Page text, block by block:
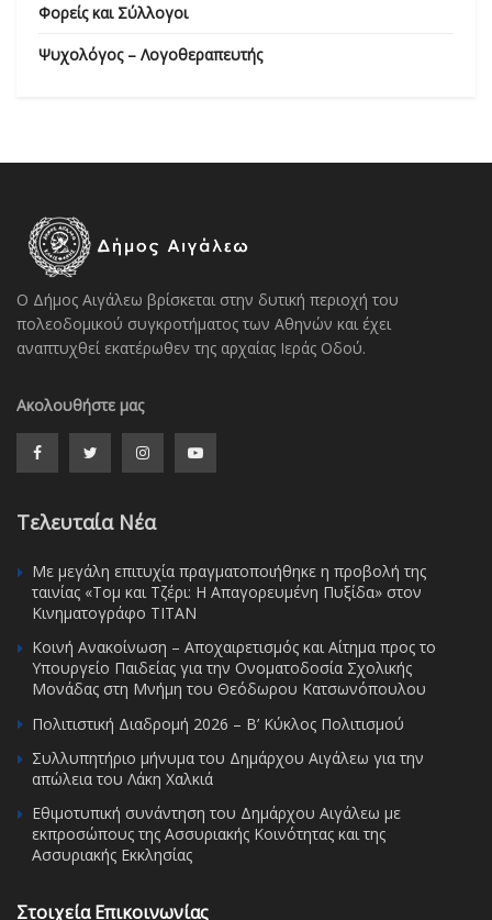
Φορείς και Σύλλογοι
Ψυχολόγος – Λογοθεραπευτής
Ο Δήμος Αιγάλεω βρίσκεται στην δυτική περιοχή του
πολεοδομικού συγκροτήματος των Αθηνών και έχει
αναπτυχθεί εκατέρωθεν της αρχαίας Ιεράς Οδού.
Ακολουθήστε μας
Τελευταία Νέα
Με μεγάλη επιτυχία πραγματοποιήθηκε η προβολή της
ταινίας «Τομ και Τζέρι: Η Απαγορευμένη Πυξίδα» στον
Κινηματογράφο ΤΙΤΑΝ
Κοινή Ανακοίνωση – Αποχαιρετισμός και Αίτημα προς το
Υπουργείο Παιδείας για την Ονοματοδοσία Σχολικής
Μονάδας στη Μνήμη του Θεόδωρου Κατσωνόπουλου
Πολιτιστική Διαδρομή 2026 – Β’ Κύκλος Πολιτισμού
Συλλυπητήριο μήνυμα του Δημάρχου Αιγάλεω για την
απώλεια του Λάκη Χαλκιά
Εθιμοτυπική συνάντηση του Δημάρχου Αιγάλεω με
εκπροσώπους της Ασσυριακής Κοινότητας και της
Ασσυριακής Εκκλησίας
Στοιχεία Επικοινωνίας